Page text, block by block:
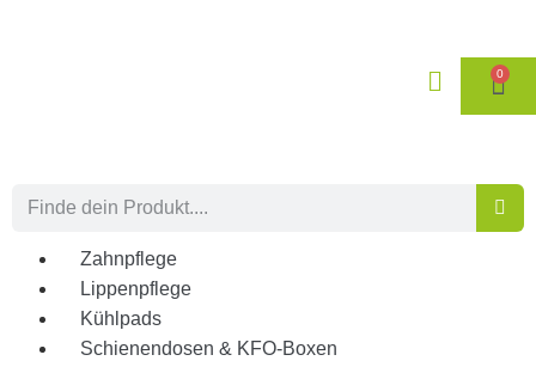
0
Zahnpflege
Lippenpflege
Kühlpads
Schienendosen & KFO-Boxen